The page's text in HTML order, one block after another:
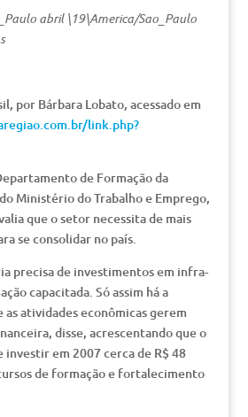
abril \19\America/Sao_Paulo
por Bárbara Lobato, acessado em
link.php?
de Formação da
Ministério do Trabalho e Emprego,
que o setor necessita de mais
se consolidar no país.
precisa de investimentos em infra-
capacitada. Só assim há a
as atividades econômicas gerem
disse, acrescentando que o
em 2007 cerca de R$ 48
de formação e fortalecimento